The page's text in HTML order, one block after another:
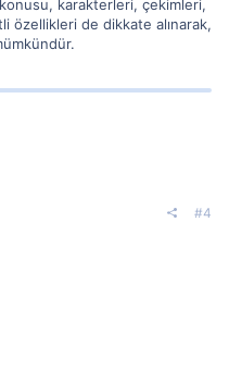
karakterleri, çekimleri,
özellikleri de dikkate alınarak,
#4